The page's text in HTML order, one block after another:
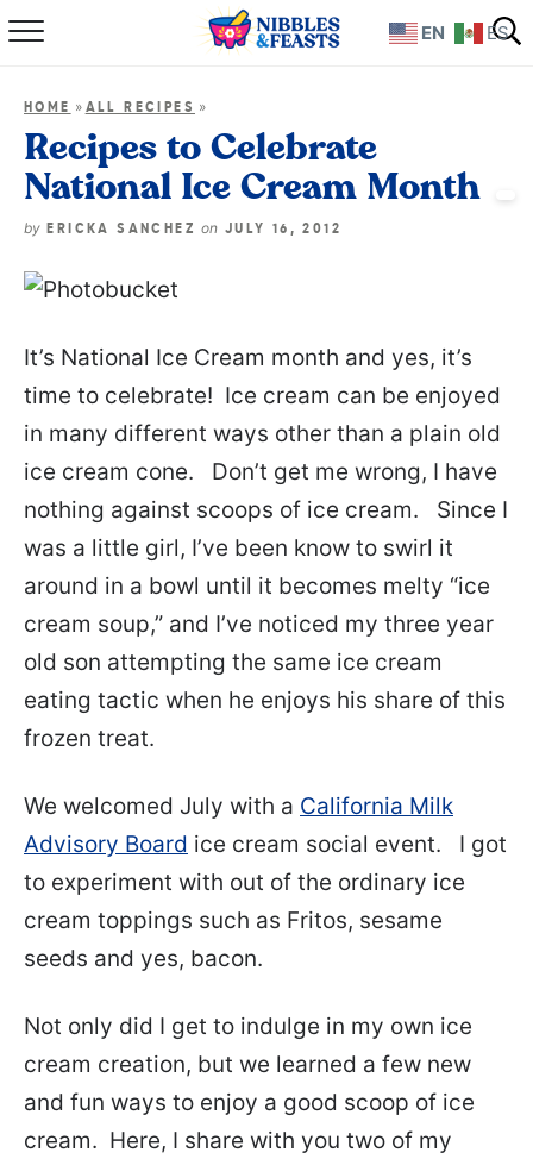
Home
Recipes
HOME » ALL RECIPES »
Recipes to Celebrate
National Ice Cream Month
by ERICKA SANCHEZon JULY 16, 2012
It’s National Ice Cream month and yes, it’s
time to celebrate! Ice cream can be enjoyed
in many different ways other than a plain old
ice cream cone. Don’t get me wrong, I have
nothing against scoops of ice cream. Since I
was a little girl, I’ve been know to swirl it
around in a bowl until it becomes melty “ice
cream soup,” and I’ve noticed my three year
old son attempting the same ice cream
eating tactic when he enjoys his share of this
frozen treat.
We welcomed July with a California Milk
Advisory Board ice cream social event. I got
to experiment with out of the ordinary ice
cream toppings such as Fritos, sesame
seeds and yes, bacon.
Not only did I get to indulge in my own ice
cream creation, but we learned a few new
and fun ways to enjoy a good scoop of ice
cream. Here, I share with you two of my
EN ES